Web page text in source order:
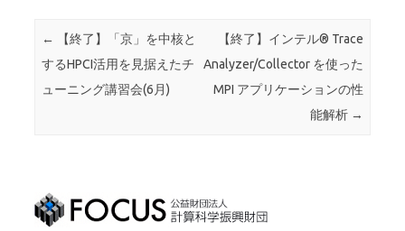
投稿ナビゲーション
←
【終了】「京」を中核と
するHPCI活用を見据えたチ
ューニング講習会(6月)
【終了】インテル® Trace
Analyzer/Collector を使った
MPI アプリケーションの性
能解析 →